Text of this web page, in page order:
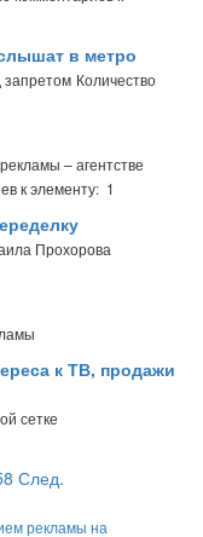
в метро
запретом Количество
– агентстве
к элементу: 1
Прохорова
к ТВ, продажи
сетке
След.
рекламы на